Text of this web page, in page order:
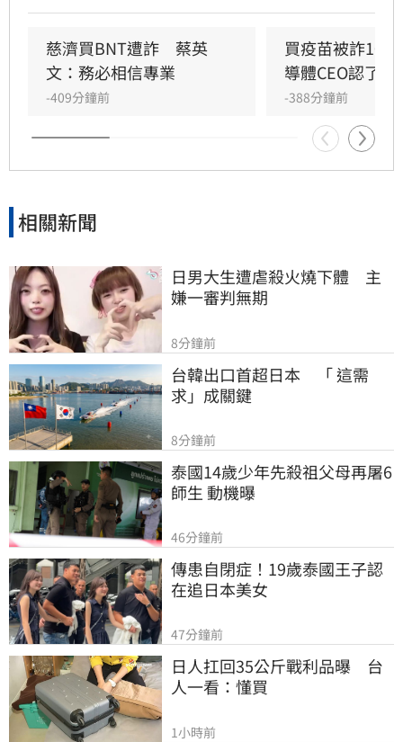
慈濟買BNT遭詐　蔡英
文：務必相信專業
-409分鐘前
買疫苗被詐10
導體CEO認了被
-388分鐘前
相關新聞
日男大生遭虐殺火燒下體　主
嫌一審判無期
8分鐘前
台韓出口首超日本　「 這需
求」成關鍵
8分鐘前
泰國14歲少年先殺祖父母再屠6
師生 動機曝
46分鐘前
傳患自閉症！19歲泰國王子認
在追日本美女
47分鐘前
日人扛回35公斤戰利品曝　台
人一看：懂買
1小時前